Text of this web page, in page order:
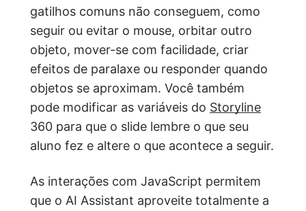
gatilhos comuns não conseguem, como
seguir ou evitar o mouse, orbitar outro
objeto, mover-se com facilidade, criar
efeitos de paralaxe ou responder quando
objetos se aproximam. Você também
pode modificar as variáveis do Storyline
360 para que o slide lembre o que seu
aluno fez e altere o que acontece a seguir.
As interações com JavaScript permitem
que o AI Assistant aproveite totalmente a